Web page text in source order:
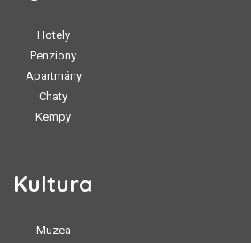
Hotely
Penziony
Apartmány
Chaty
Kempy
Kultura
Muzea